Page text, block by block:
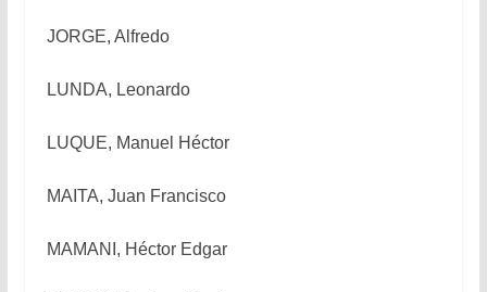
JORGE, Alfredo
LUNDA, Leonardo
LUQUE, Manuel Héctor
MAITA, Juan Francisco
MAMANI, Héctor Edgar